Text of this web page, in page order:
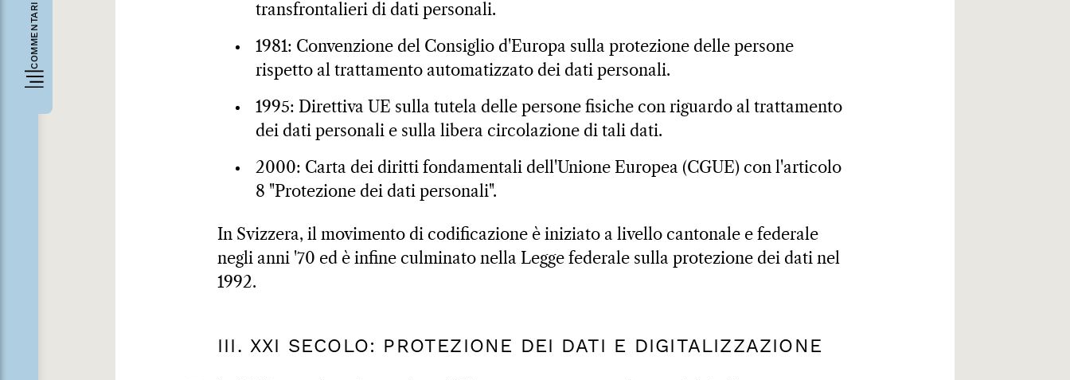
COMMENTARI
transfrontalieri di dati personali.
1981: Convenzione del Consiglio d'Europa sulla protezione delle persone
rispetto al trattamento automatizzato dei dati personali.
1995: Direttiva UE sulla tutela delle persone fisiche con riguardo al trattamento
dei dati personali e sulla libera circolazione di tali dati.
2000: Carta dei diritti fondamentali dell'Unione Europea (CGUE) con l'articolo
8 "Protezione dei dati personali".
In Svizzera, il movimento di codificazione è iniziato a livello cantonale e federale
negli anni '70 ed è infine culminato nella Legge federale sulla protezione dei dati nel
1992.
III. XXI SECOLO: PROTEZIONE DEI DATI E DIGITALIZZAZIONE